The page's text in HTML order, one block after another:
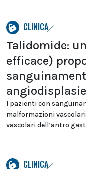
CLINICA
Talidomide:
efficace)
angiodisplasie
I pazienti con
malformazioni
vascolari dell’antro
CLINICA